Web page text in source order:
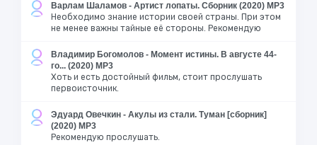
Варлам Шаламов - Артист лопаты. Сборник (2020) MP3
Необходимо знание истории своей страны. При этом
не менее важны тайные её стороны. Рекомендую
Владимир Богомолов - Момент истины. В августе 44-
го... (2020) MP3
Хоть и есть достойный фильм, стоит прослушать
первоисточник.
Эдуард Овечкин - Акулы из стали. Туман [сборник]
(2020) MP3
Рекомендую прослушать.